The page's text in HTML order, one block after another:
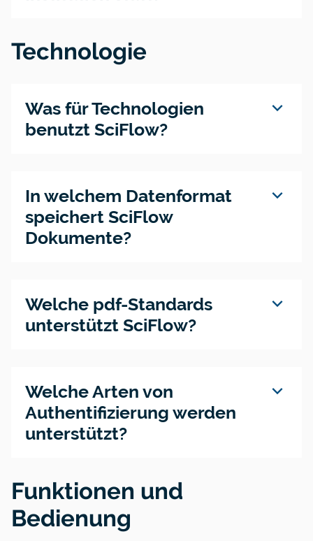
Technologie
expand_more
Was für Technologien
benutzt SciFlow?
expand_more
In welchem Datenformat
speichert SciFlow
Dokumente?
expand_more
Welche pdf-Standards
unterstützt SciFlow?
expand_more
Welche Arten von
Authentifizierung werden
unterstützt?
Funktionen und
Bedienung